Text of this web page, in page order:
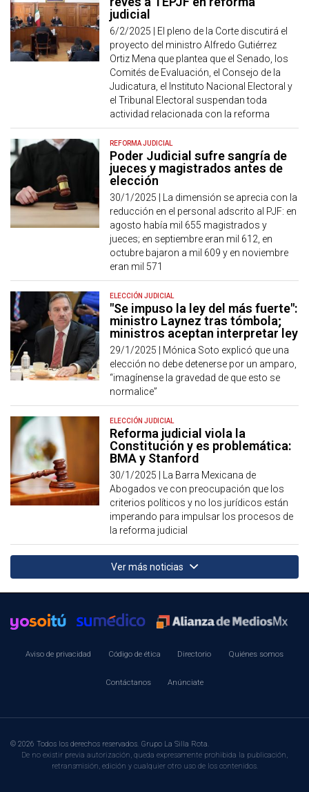
judicial
6/2/2025 | El pleno de la Corte discutirá el
proyecto del ministro Alfredo Gutiérrez
Ortiz Mena que plantea que el Senado, los
Comités de Evaluación, el Consejo de la
Judicatura, el Instituto Nacional Electoral y
el Tribunal Electoral suspendan toda
actividad relacionada con la reforma
REFORMA JUDICIAL
Poder Judicial sufre sangría de
jueces y magistrados antes de
elección
30/1/2025 |
La dimensión se aprecia con la
reducción en el personal adscrito al PJF: en
agosto había mil 655 magistrados y
jueces; en septiembre eran mil 612, en
octubre bajaron a mil 609 y en noviembre
eran mil 571
ELECCIÓN JUDICIAL
"Se impuso la ley del más fuerte":
ministro Laynez tras tómbola;
ministros aceptan interpretar ley
29/1/2025 | Mónica Soto explicó que una
elección no debe detenerse por un amparo,
“imagínense la gravedad de que esto se
normalice”
ELECCIÓN JUDICIAL
Reforma judicial viola la
Constitución y es problemática:
BMA y Stanford
30/1/2025 |
La Barra Mexicana de
Abogados ve con preocupación que los
criterios políticos y no los jurídicos están
imperando para impulsar los procesos de
la reforma judicial
Ver más noticias
Aviso de privacidad Código de ética Directorio Quiénes somos
Contáctanos Anúnciate
© 2026 Todos los derechos reservados. Grupo La Silla Rota.
De no existir previa autorización, queda expresamente prohibida la publicación,
retransmisión, edición y cualquier otro uso de los contenidos.